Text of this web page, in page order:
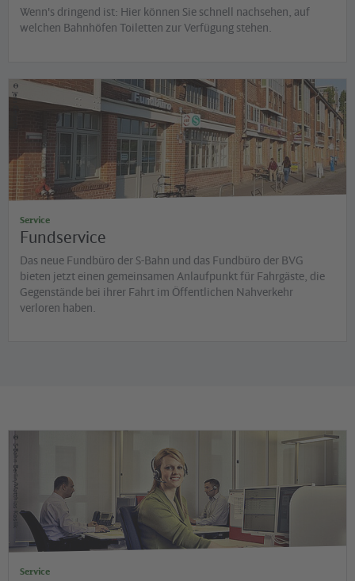
Wenn's dringend ist: Hier können Sie schnell nachsehen, auf
welchen Bahnhöfen Toiletten zur Verfügung stehen.
©
Jens Gerasch
Service
Fundservice
Das neue Fundbüro der S-Bahn und das Fundbüro der BVG
bieten jetzt einen gemeinsamen Anlaufpunkt für Fahrgäste, die
Gegenstände bei ihrer Fahrt im Öffentlichen Nahverkehr
verloren haben.
©
S-Bahn Berlin/Matthias Koslik
Service